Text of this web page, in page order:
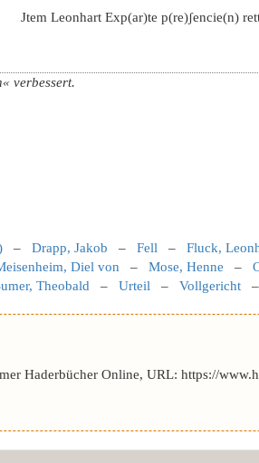
Jtem Leonhart Exp(ar)te p(re)ʃencie(n)
verbessert.
– Drapp, Jakob – Fell – Fluck,
Diel von – Mose, Henne –
Theobald – Urteil – Vollgericht
Haderbücher Online, URL: https://